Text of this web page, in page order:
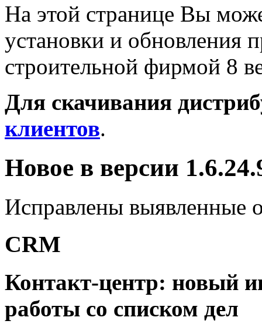
На этой странице Вы
установки и обновления
строительной фирмой 8
Для скачивания
клиентов.
Новое в версии
Исправлены выявленные
CRM
Контакт-центр: новый
работы со списком дел